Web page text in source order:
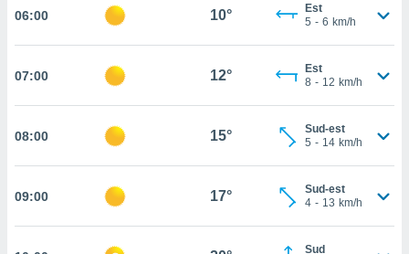
simili,
IMPOSTAZIONI
06:00 10°
Est
5 - 6 km/h
07:00 12°
Est
8 - 12 km/h
08:00 15°
Sud-est
5 - 14 km/h
09:00 17°
Sud-est
4 - 13 km/h
Sud